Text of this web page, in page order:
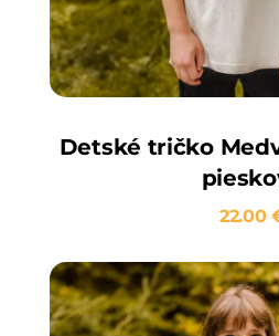
Detské tričko
22.00